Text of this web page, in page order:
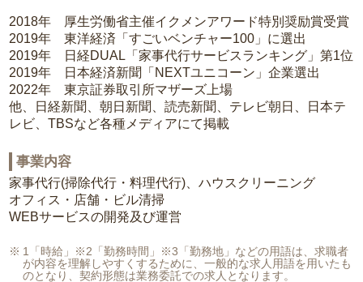
2018年 厚生労働省主催イクメンアワード特別奨励賞受賞
2019年 東洋経済「すごいベンチャー100」に選出
2019年 日経DUAL「家事代行サービスランキング」第1位
2019年 日本経済新聞「NEXTユニコーン」企業選出
2022年 東京証券取引所マザーズ上場
他、日経新聞、朝日新聞、読売新聞、テレビ朝日、日本テ
レビ、TBSなど各種メディアにて掲載
事業内容
家事代行(掃除代行・料理代行)、ハウスクリーニング
オフィス・店舗・ビル清掃
WEBサービスの開発及び運営
1「時給」※2「勤務時間」※3「勤務地」などの用語は、求職者
が内容を理解しやすくするために、一般的な求人用語を用いたも
のとなり、契約形態は業務委託での求人となります。